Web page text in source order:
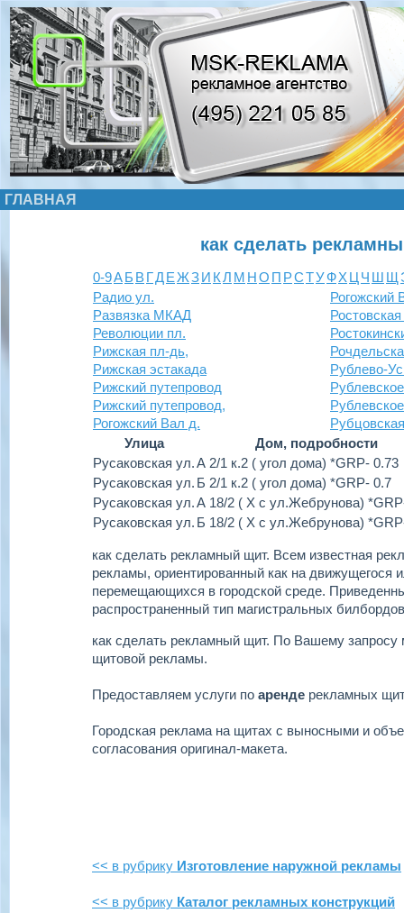
ГЛАВНАЯ
как сделать
0-9АБ ВГДЕЖЗИ КЛ М НО П РСТУФХ Ц Ч Ш Щ
Радио ул.
Развязка МКАД
Революции пл.
Рижская пл-дь,
Рижская эстакада
Рижский путепровод
Рижский путепровод,
Рогожский Вал д.
Рогожский
Рублево-
Рублевское
Улица
Дом, подробности
Русаковская ул.А 2/1 к.2 ( угол дома) *GRP- 0.73
Русаковская ул. Б 2/1 к.2 ( угол дома) *GRP- 0.7
Русаковская ул.А 18/2 ( Х с ул.Жебрунова)
Русаковская ул. Б 18/2 ( Х с ул.Жебрунова)
как сделать рекламный щит. Всем известная
рекламы, ориентированный как на движущегося
перемещающихся в городской среде.
распространенный тип магистральных
как сделать рекламный щит. По Вашему запросу
щитовой рекламы.
Предоставляем услуги по аренде рекламных
Городская реклама на щитах с выносными и
согласования оригинал-макета.
<< в рубрику Изготовление наружной рекламы
<< в рубрику Каталог рекламных конструкций